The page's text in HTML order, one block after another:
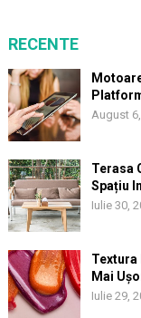
RECENTE
August
Terasa
Spațiu
Iulie 30,
Textura
Mai
Iulie 29,